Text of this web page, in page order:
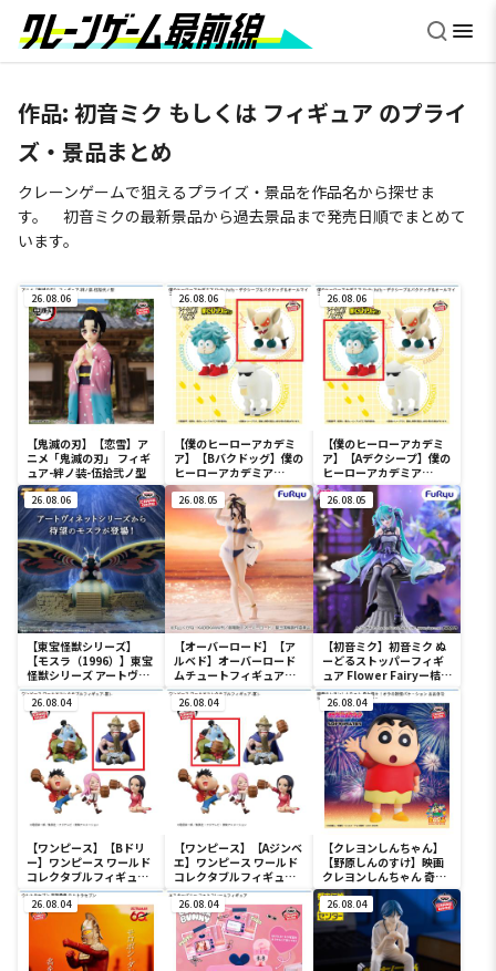
作品: 初音ミク もしくは フィギュア のプライ
ズ・景品まとめ
クレーンゲームで狙えるプライズ・景品を作品名から探せま
す。 初音ミクの最新景品から過去景品まで発売日順でまとめて
います。
26.08.06
【鬼滅の刃】【恋雪】ア
ニメ「鬼滅の刃」 フィギ
ュア-絆ノ装-伍拾弐ノ型
26.08.06
【僕のヒーローアカデミ
ア】【Bバクドッグ】僕の
ヒーローアカデミア
Fluffy Puffy～デクシー
プ＆バクドッグ＆オール
マイゴート～
26.08.06
【僕のヒーローアカデミ
ア】【Aデクシープ】僕の
ヒーローアカデミア
Fluffy Puffy～デクシー
プ＆バクドッグ＆オール
マイゴート～
26.08.06
【東宝怪獣シリーズ】
【モスラ（1996）】東宝
怪獣シリーズ アートヴィ
ネット モスラ（1996）
26.08.05
【オーバーロード】【ア
ルベド】オーバーロード
ムチュートフィギュアー
アルベド・aqua ver.ー
26.08.05
【初音ミク】初音ミク ぬ
ーどるストッパーフィギ
ュア Flower Fairyー桔梗
ー
26.08.04
【ワンピース】【Bドリ
ー】ワンピース ワールド
コレクタブルフィギュア-
宴1-
26.08.04
【ワンピース】【Aジンベ
エ】ワンピース ワールド
コレクタブルフィギュア-
宴1-
26.08.04
【クレヨンしんちゃん】
【野原しんのすけ】映画
クレヨンしんちゃん 奇々
怪々！オラの妖怪バケ～
ション おおきな
SOFVIMATES～野原しん
のすけ～
26.08.04 26.08.04 26.08.04